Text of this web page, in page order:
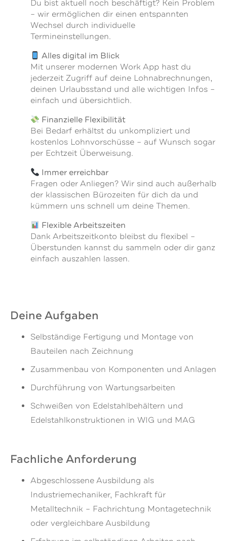
Du bist aktuell noch beschäftigt? Kein Problem
– wir ermöglichen dir einen entspannten
Wechsel durch individuelle
Termineinstellungen.
Alles digital im Blick
Mit unserer modernen Work App hast du
jederzeit Zugriff auf deine Lohnabrechnungen,
deinen Urlaubsstand und alle wichtigen Infos –
einfach und übersichtlich.
Finanzielle Flexibilität
Bei Bedarf erhältst du unkompliziert und
kostenlos Lohnvorschüsse – auf Wunsch sogar
per Echtzeit Überweisung.
Immer erreichbar
Fragen oder Anliegen? Wir sind auch außerhalb
der klassischen Bürozeiten für dich da und
kümmern uns schnell um deine Themen.
Flexible Arbeitszeiten
Dank Arbeitszeitkonto bleibst du flexibel –
Überstunden kannst du sammeln oder dir ganz
einfach auszahlen lassen.
Deine Aufgaben
Selbständige Fertigung und Montage von
Bauteilen nach Zeichnung
Zusammenbau von Komponenten und Anlagen
Durchführung von Wartungsarbeiten
Schweißen von Edelstahlbehältern und
Edelstahlkonstruktionen in WIG und MAG
Fachliche Anforderung
Abgeschlossene Ausbildung als
Industriemechaniker, Fachkraft für
Metalltechnik – Fachrichtung Montagetechnik
oder vergleichbare Ausbildung